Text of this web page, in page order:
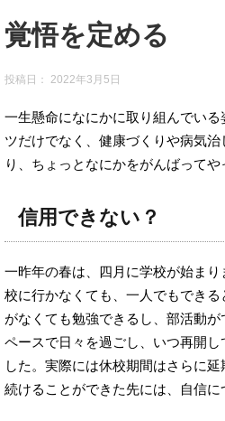
覚悟を定める
投稿日： 2022年3月5日
一生懸命になにかに取り組んでい
ツだけでなく、健康づくりや病気
り、ちょっとなにかをがんばって
信用できない？
一昨年の春は、四月に学校が始ま
校に行かなくても、一人でもでき
がなくても勉強できるし、部活動
ペースで日々を過ごし、いつ再開
した。実際には休校期間はさらに
続けることができた先には、自信に